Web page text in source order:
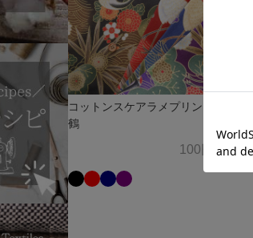
コットンスケアラメプリント生地
鶴
100円 税込/10cm